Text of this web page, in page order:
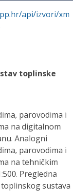
api/izvori/xm
toplinske
parovodima i
na digitalnom
Analogni
parovodima i
na tehničkim
Pregledna
sustava